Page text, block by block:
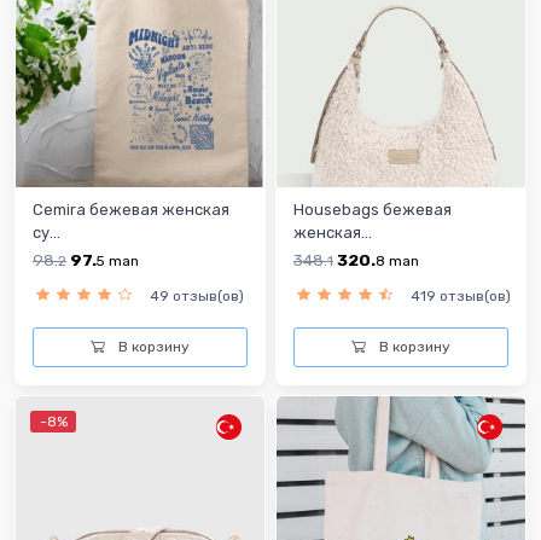
Cemira бежевая женская
су...
98.2 97.5 man
49 отзыв(ов)
В корзину
Housebags бежевая
женская...
348.1 320.8 man
419 отзыв(ов)
В корзину
-8%